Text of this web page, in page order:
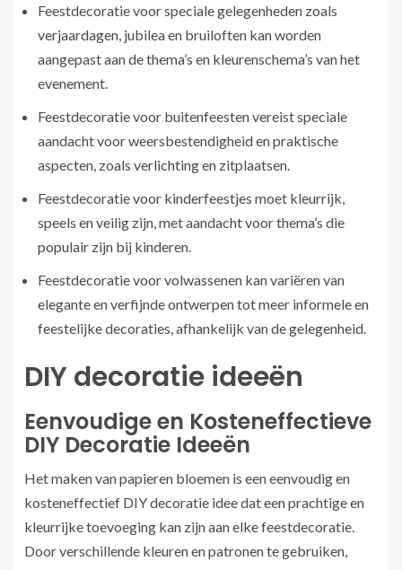
Feestdecoratie voor speciale gelegenheden zoals
verjaardagen, jubilea en bruiloften kan worden
aangepast aan de thema’s en kleurenschema’s van het
evenement.
Feestdecoratie voor buitenfeesten vereist speciale
aandacht voor weersbestendigheid en praktische
aspecten, zoals verlichting en zitplaatsen.
Feestdecoratie voor kinderfeestjes moet kleurrijk,
speels en veilig zijn, met aandacht voor thema’s die
populair zijn bij kinderen.
Feestdecoratie voor volwassenen kan variëren van
elegante en verfijnde ontwerpen tot meer informele en
feestelijke decoraties, afhankelijk van de gelegenheid.
DIY decoratie ideeën
Eenvoudige en Kosteneffectieve
DIY Decoratie Ideeën
Het maken van papieren bloemen is een eenvoudig en
kosteneffectief DIY decoratie idee dat een prachtige en
kleurrijke toevoeging kan zijn aan elke feestdecoratie.
Door verschillende kleuren en patronen te gebruiken,